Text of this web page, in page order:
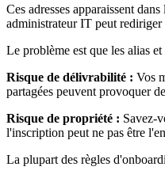
Ces adresses apparaissent
administrateur IT peut
Le problème est que les alias
Risque de délivrabilité : Vos
partagées peuvent provoquer
Risque de propriété : Savez-
l'inscription peut ne pas être
La plupart des règles